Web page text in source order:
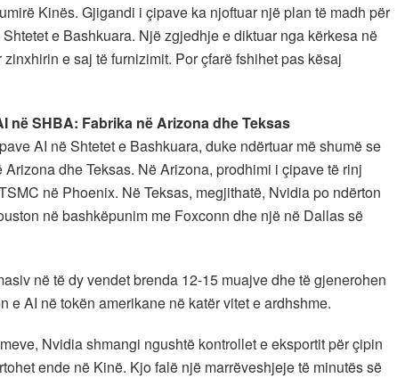
Kinës. Gjigandi i çipave ka njoftuar një plan të madh për
e Bashkuara. Një zgjedhje e diktuar nga kërkesa në
e saj të furnizimit. Por çfarë fshihet pas kësaj
në SHBA: Fabrika në Arizona dhe Teksas
AI në Shtetet e Bashkuara, duke ndërtuar më shumë se
dhe Teksas. Në Arizona, prodhimi i çipave të rinj
në Phoenix. Në Teksas, megjithatë, Nvidia po ndërton
në bashkëpunim me Foxconn dhe një në Dallas së
në të dy vendet brenda 12-15 muajve dhe të gjenerohen
e AI në tokën amerikane në katër vitet e ardhshme.
Nvidia shmangi ngushtë kontrollet e eksportit për çipin
ende në Kinë. Kjo falë një marrëveshjeje të minutës së